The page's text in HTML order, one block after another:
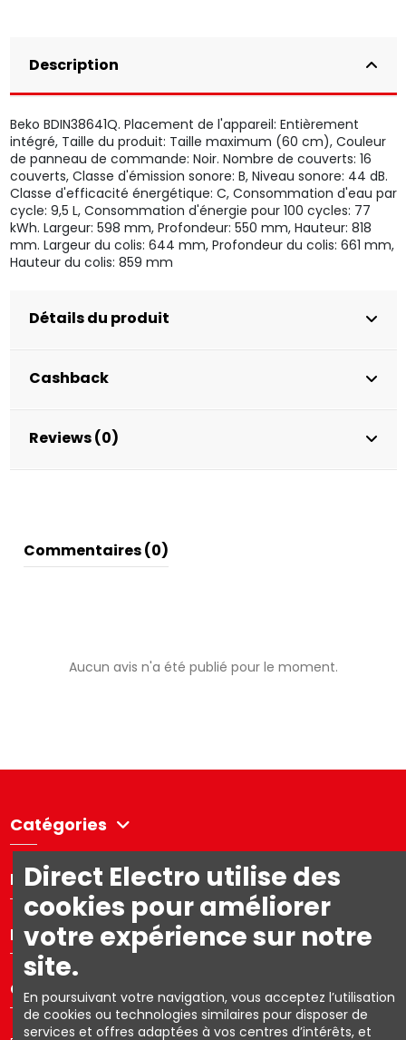
Description
Beko BDIN38641Q. Placement de l'appareil: Entièrement
intégré, Taille du produit: Taille maximum (60 cm), Couleur
de panneau de commande: Noir. Nombre de couverts: 16
couverts, Classe d'émission sonore: B, Niveau sonore: 44 dB.
Classe d'efficacité énergétique: C, Consommation d'eau par
cycle: 9,5 L, Consommation d'énergie pour 100 cycles: 77
kWh. Largeur: 598 mm, Profondeur: 550 mm, Hauteur: 818
mm. Largeur du colis: 644 mm, Profondeur du colis: 661 mm,
Hauteur du colis: 859 mm
Détails du produit
Cashback
Reviews (0)
Commentaires (0)
Aucun avis n'a été publié pour le moment.
Catégories
Directelectro
Mon compte
Contact us
Direct Electro utilise des
cookies pour améliorer
votre expérience sur notre
site.
En poursuivant votre navigation, vous acceptez l’utilisation
de cookies ou technologies similaires pour disposer de
services et offres adaptées à vos centres d’intérêts, et